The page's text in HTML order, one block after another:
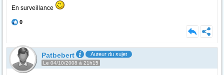
En surveillance
0
Patbebert Auteur du sujet
Le 04/10/2008 à 21h15